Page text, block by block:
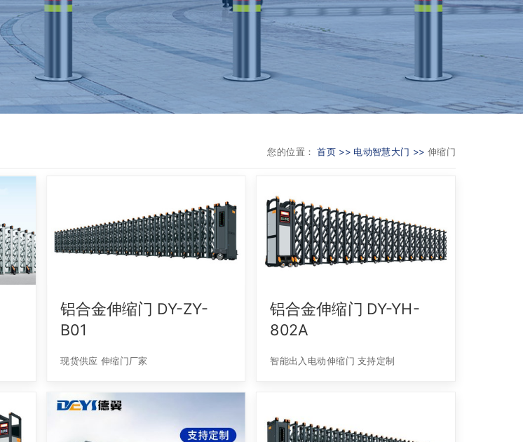
您的位置：首页 >> 电动智慧大门 >> 伸缩门
铝合金伸缩门 DY-ZY-
B01
现货供应 伸缩门厂家
铝合金伸缩门 DY-YH-
802A
智能出入电动伸缩门 支持定制